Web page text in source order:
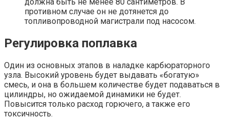
противном случае он не дотянется до
топливопроводной магистрали под насосом.
Регулировка поплавка
Один из основных этапов в наладке карбюраторного
узла. Высокий уровень будет выдавать «богатую»
смесь, и она в большем количестве будет подаваться в
цилиндры, но ожидаемой динамики не будет.
Повысится только расход горючего, а также его
токсичность.